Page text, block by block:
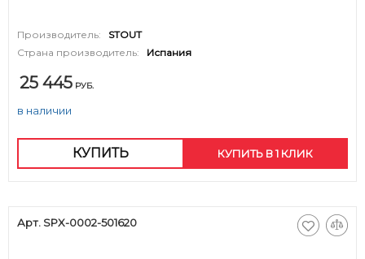
Производитель:
STOUT
Страна производитель:
Испания
25 445 РУБ.
в наличии
КУПИТЬ КУПИТЬ В 1 КЛИК
Арт. SPX-0002-501620